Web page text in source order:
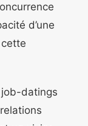
d’une
datings